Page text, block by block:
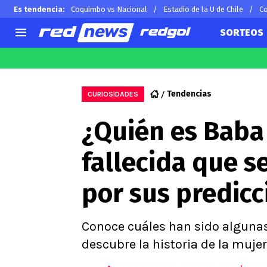
Es tendencia: Coquimbo vs Nacional Estadio de la U de Chile
Selección Chilena
U de Chile
U Católica
Campeonato Nacional
Primera B
Segunda División
Copa Chile
Supercopa Chile
Campeonato Femenino
Ben
SORTEOS
CURIOSIDADES Tendencias
¿Quién es
fallecida que
por sus
Conoce cuáles han sido
descubre la historia de la